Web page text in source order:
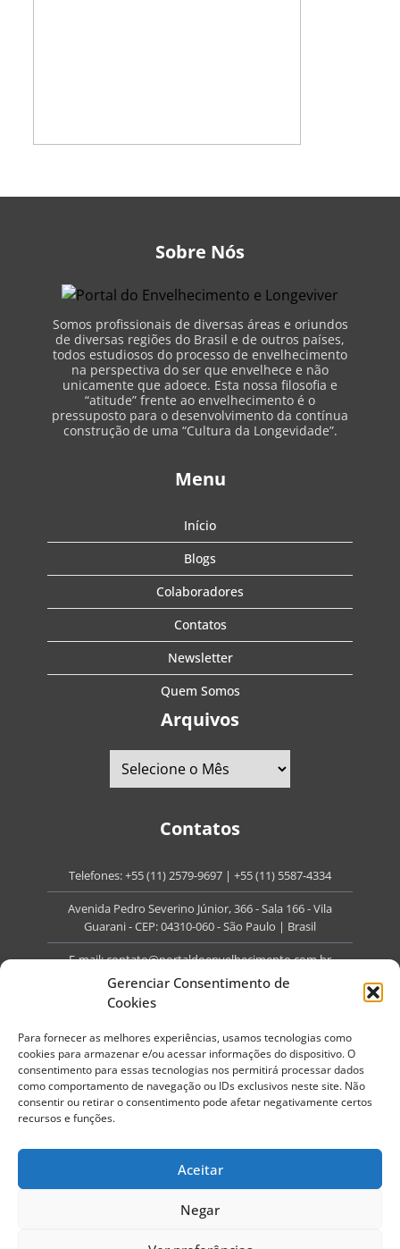
Gerenciar Consentimento de
Cookies
Para fornecer as melhores experiências, usamos tecnologias como
cookies para armazenar e/ou acessar informações do dispositivo. O
consentimento para essas tecnologias nos permitirá processar dados
como comportamento de navegação ou IDs exclusivos neste site. Não
consentir ou retirar o consentimento pode afetar negativamente certos
recursos e funções.
Aceitar
Negar
Sobre Nós
Somos profissionais de diversas áreas e oriundos
de diversas regiões do Brasil e de outros países,
todos estudiosos do processo de envelhecimento
na perspectiva do ser que envelhece e não
unicamente que adoece. Esta nossa filosofia e
“atitude” frente ao envelhecimento é o
pressuposto para o desenvolvimento da contínua
construção de uma “Cultura da Longevidade”.
Menu
Início
Blogs
Colaboradores
Contatos
Newsletter
Quem Somos
Arquivos
Contatos
Telefones:+55 (11) 2579-9697 | +55 (11) 5587-4334
Avenida Pedro Severino Júnior, 366 - Sala 166 - Vila
Guarani - CEP: 04310-060 - São Paulo | Brasil
E-mail:contato@portaldoenvelhecimento.com.br
Website:portaldoenvelhecimento.com.br
Todos os direitos reservados.